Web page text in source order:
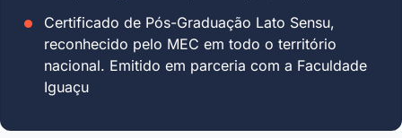
Certificado de Pós-Graduação Lato Sensu,
reconhecido pelo MEC em todo o território
nacional. Emitido em parceria com a Faculdade
Iguaçu